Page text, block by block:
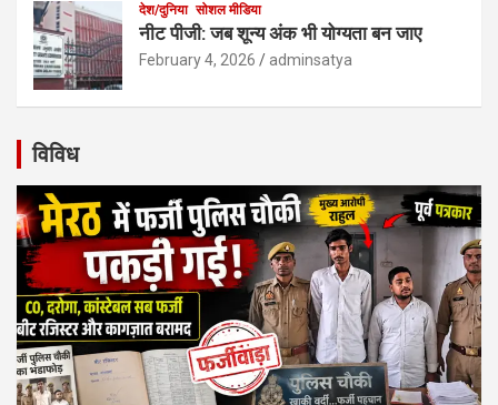
देश/दुनिया सोशल मीडिया
नीट पीजी: जब शून्य अंक भी योग्यता बन जाए
February 4, 2026 adminsatya
विविध